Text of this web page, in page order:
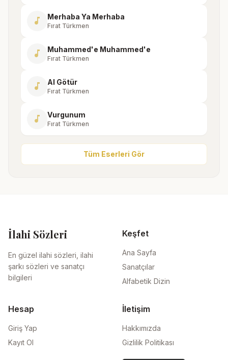
music_note Merhaba Ya Merhaba
Fırat Türkmen
music_note Muhammed'e Muhammed'e
Fırat Türkmen
music_note Al Götür
Fırat Türkmen
music_note Vurgunum
Fırat Türkmen
Tüm Eserleri Gör
İlahi Sözleri
En güzel ilahi sözleri, ilahi
şarkı sözleri ve sanatçı
bilgileri
Keşfet
Ana Sayfa
Sanatçılar
Alfabetik Dizin
Hesap
Giriş Yap
Kayıt Ol
İletişim
Hakkımızda
Gizlilik Politikası